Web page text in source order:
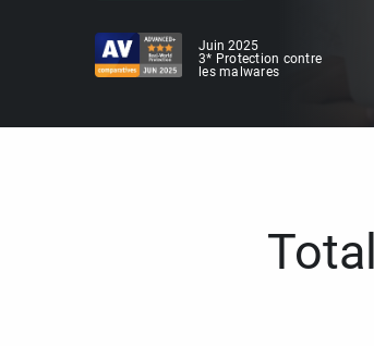
Juin 2025
3* Protection contre
les malwares